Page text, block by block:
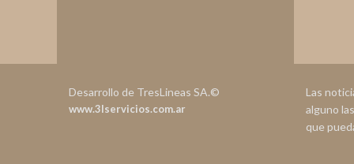
Las
alguno
que
Desarrollo de TresLineas SA.©
www.3lservicios.com.ar